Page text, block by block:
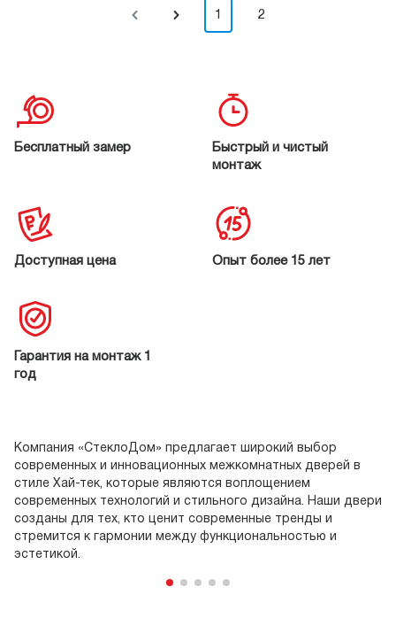
1 2
Бесплатный замер
Быстрый и чистый
монтаж
Доступная цена Опыт более 15 лет
Гарантия на монтаж 1
год
Компания «СтеклоДом» предлагает широкий выбор
современных и инновационных межкомнатных дверей в
стиле Хай-тек, которые являются воплощением
современных технологий и стильного дизайна. Наши двери
созданы для тех, кто ценит современные тренды и
стремится к гармонии между функциональностью и
эстетикой.